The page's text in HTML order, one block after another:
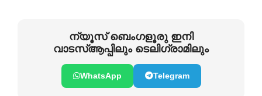
ന്യൂസ് ബെംഗളൂരു ഇനി
വാടസ്ആപ്പിലും ടെലിഗ്രാമിലും
WhatsApp Telegram